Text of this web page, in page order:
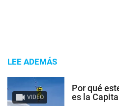
LEE ADEMÁS
VIDEO
Por qué
es la